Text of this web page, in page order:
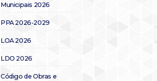
Municipais 2026
PPA 2026-2029
LOA 2026
LDO 2026
Código de Obras e